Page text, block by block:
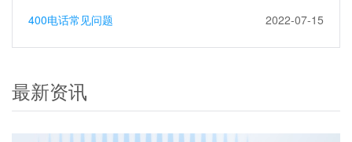
400电话常见问题 2022-07-15
最新资讯